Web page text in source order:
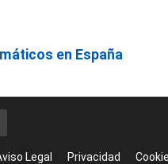
en España
Legal Privacidad Cookie